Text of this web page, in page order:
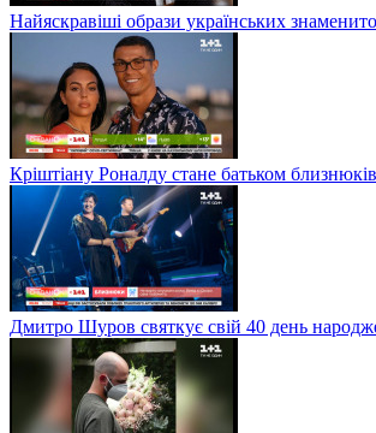
Найяскравіші образи українських
Кріштіану Роналду стане батьком близнюків
Дмитро Шуров святкує свій 40 день